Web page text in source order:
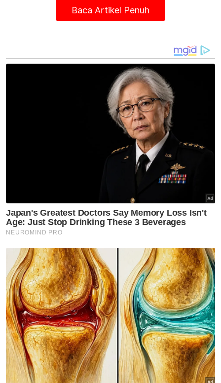
"Ia disusuli kanak-kanak berusia antara satu
selebihnya berusia 11 tahun ke atas," katanya.
Muhammad Radzi berkata, ibu bapa digesa
untuk mendapatkan imunisasi lengkap
mengikut Jadual Imunisasi Kebangsaan.
"Di negara ini, vaksin Pertussis diberikan
kepada kanak-kanak secara rutin pada usia
dua, tiga, lima dan 18 bulan.
Malaysia rekod dua kes pertama cacar monyet -
Budak maut akibat tercekik rambutan
Punca tiga beranak dijangkiti batuk kokol disiasat -
Dr Zaliha
enam serangkai iaitu Difteria, Tetanus,
Pertussis, Polio, Hepatitis B dan Haemophilus
Influenzae Type B.
"Kanak-kanak yang tercicir imunisasi boleh
dibawa ke klinik kesihatan berhampiran bagi
melengkapkan imunisasi mereka," katanya.
Beliau berkata, individu bergejala dinasihati
sentiasa mengamalkan etika batuk dan
bersin dengan menutup mulut serta
Baca Artikel Penuh